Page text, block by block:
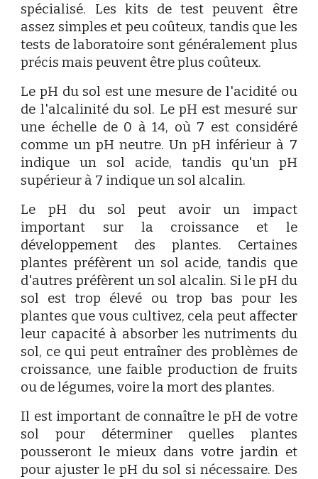
spécialisé. Les kits de test peuvent être
assez simples et peu coûteux, tandis que les
tests de laboratoire sont généralement plus
précis mais peuvent être plus coûteux.
Le pH du sol est une mesure de l'acidité ou
de l'alcalinité du sol. Le pH est mesuré sur
une échelle de 0 à 14, où 7 est considéré
comme un pH neutre. Un pH inférieur à 7
indique un sol acide, tandis qu'un pH
supérieur à 7 indique un sol alcalin.
Le pH du sol peut avoir un impact
important sur la croissance et le
développement des plantes. Certaines
plantes préfèrent un sol acide, tandis que
d'autres préfèrent un sol alcalin. Si le pH du
sol est trop élevé ou trop bas pour les
plantes que vous cultivez, cela peut affecter
leur capacité à absorber les nutriments du
sol, ce qui peut entraîner des problèmes de
croissance, une faible production de fruits
ou de légumes, voire la mort des plantes.
Il est important de connaître le pH de votre
sol pour déterminer quelles plantes
pousseront le mieux dans votre jardin et
pour ajuster le pH du sol si nécessaire. Des